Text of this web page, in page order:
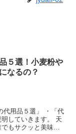
５選！小麦粉や
なるの？
代用品５選」 ・「代
していきます。 天
もサクッと美味し